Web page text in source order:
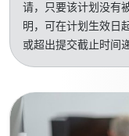
请，只要该计划没有
明，可在计划生效日
或超出提交截止时间